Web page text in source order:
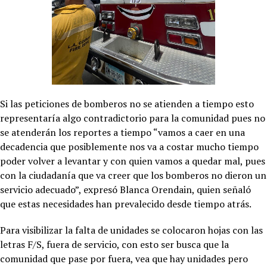
Si las peticiones de bomberos no se atienden a tiempo esto
representaría algo contradictorio para la comunidad pues no
se atenderán los reportes a tiempo “vamos a caer en una
decadencia que posiblemente nos va a costar mucho tiempo
poder volver a levantar y con quien vamos a quedar mal, pues
con la ciudadanía que va creer que los bomberos no dieron un
servicio adecuado”, expresó Blanca Orendain, quien señaló
que estas necesidades han prevalecido desde tiempo atrás.
Para visibilizar la falta de unidades se colocaron hojas con las
letras F/S, fuera de servicio, con esto ser busca que la
comunidad que pase por fuera, vea que hay unidades pero